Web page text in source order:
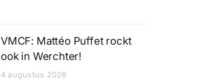
VMCF: Mattéo Puffet rockt
ook in Werchter!
4 augustus 2026